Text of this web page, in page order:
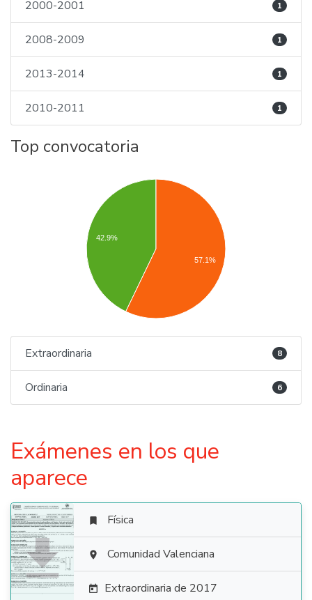
2000-2001 1
2008-2009 1
2013-2014 1
2010-2011 1
Top convocatoria
42.9%
57.1%
Extraordinaria 8
Ordinaria 6
Exámenes en los que
aparece

 Física
 Comunidad Valenciana
 Extraordinaria de 2017